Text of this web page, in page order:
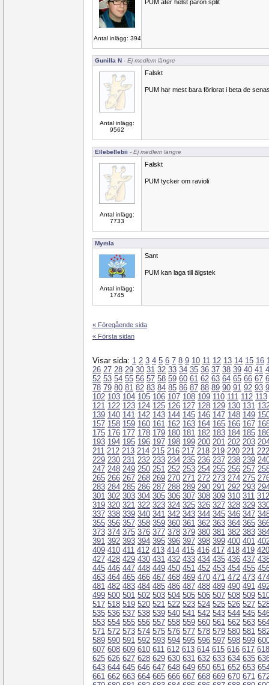
Antal inlägg: 394
PUM äter helst päron split
Gunilla N - Ej medlem längre
Antal inlägg:
9562
Falskt
PUM har mest bara förlorat i beta de
Ellebellebii - Ej medlem längre
Antal inlägg:
7733
Falskt
PUM tycker om ravioli
Mymla
Antal inlägg:
1745
Sant
PUM kan laga till älgstek
« Föregående sida
« Första sidan
Visar sida: 1 2 3 4 5 6 7 8 9 10 11 12 13 14 15 16
26 27 28 29 30 31 32 33 34 35 36 37 38 39 40 41
52 53 54 55 56 57 58 59 60 61 62 63 64 65 66 67
78 79 80 81 82 83 84 85 86 87 88 89 90 91 92 93
102 103 104 105 106 107 108 109 110 111 112 113
121 122 123 124 125 126 127 128 129 130 131
139 140 141 142 143 144 145 146 147 148 149
157 158 159 160 161 162 163 164 165 166 167
175 176 177 178 179 180 181 182 183 184 185
193 194 195 196 197 198 199 200 201 202 203
211 212 213 214 215 216 217 218 219 220 221 222
229 230 231 232 233 234 235 236 237 238 239
247 248 249 250 251 252 253 254 255 256 257
265 266 267 268 269 270 271 272 273 274 275
283 284 285 286 287 288 289 290 291 292 293
301 302 303 304 305 306 307 308 309 310 311 312
319 320 321 322 323 324 325 326 327 328 329
337 338 339 340 341 342 343 344 345 346 347
355 356 357 358 359 360 361 362 363 364 365
373 374 375 376 377 378 379 380 381 382 383
391 392 393 394 395 396 397 398 399 400 401
409 410 411 412 413 414 415 416 417 418 419 420
427 428 429 430 431 432 433 434 435 436 437
445 446 447 448 449 450 451 452 453 454 455
463 464 465 466 467 468 469 470 471 472 473
481 482 483 484 485 486 487 488 489 490 491
499 500 501 502 503 504 505 506 507 508 509
517 518 519 520 521 522 523 524 525 526 527
535 536 537 538 539 540 541 542 543 544 545
553 554 555 556 557 558 559 560 561 562 563
571 572 573 574 575 576 577 578 579 580 581
589 590 591 592 593 594 595 596 597 598 599
607 608 609 610 611 612 613 614 615 616 617 618
625 626 627 628 629 630 631 632 633 634 635
643 644 645 646 647 648 649 650 651 652 653
661 662 663 664 665 666 667 668 669 670 671